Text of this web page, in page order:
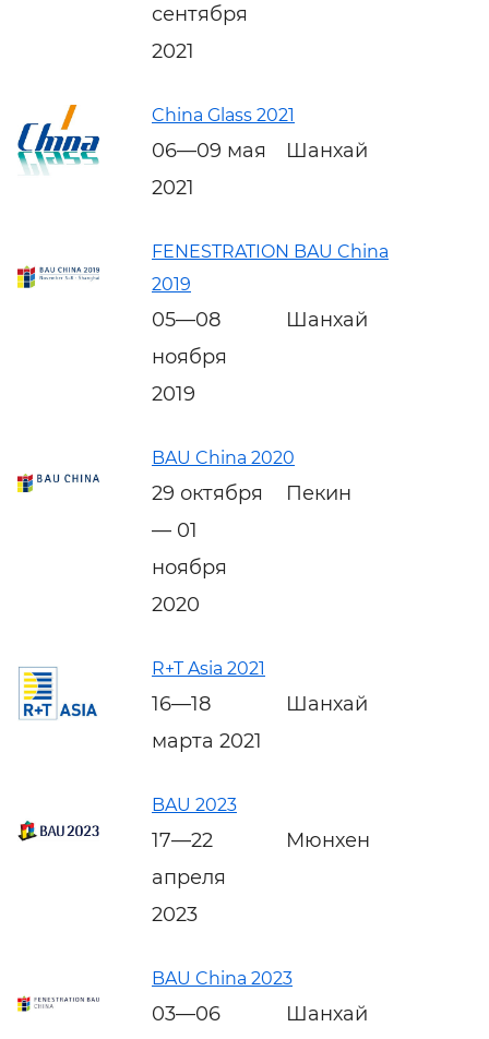
сентября
2021
China Glass 2021
06—09 мая
2021
Шанхай
FENESTRATION BAU China
2019
05—08
ноября
2019
Шанхай
BAU China 2020
29 октября
— 01
ноября
2020
Пекин
R+T Asia 2021
16—18
марта 2021
Шанхай
BAU 2023
17—22
апреля
2023
Мюнхен
BAU China 2023
03—06
Шанхай